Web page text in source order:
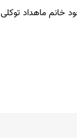
خانم ماهداد توکلی